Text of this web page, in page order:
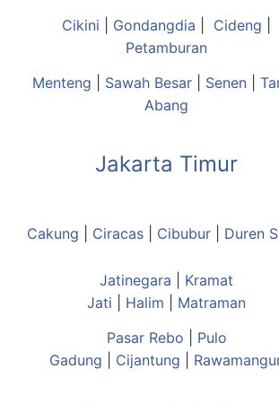
Cikini Gondangdia Cideng
Petamburan
Menteng Sawah Besar Senen
Abang
Jakarta Timur
Cakung Ciracas| Cibubur| Duren
Jatinegara
Kramat
Jati
Halim Matraman
Pasar Rebo
Pulo
Gadung
Cijantung